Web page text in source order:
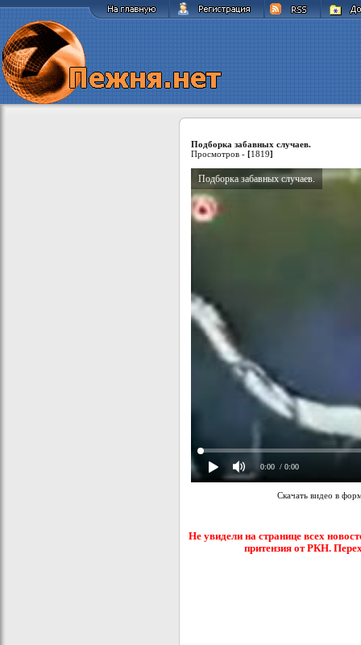
Подборка забавных случаев.
Просмотров - [1819]
Подборка забавных случаев.
0:00 / 0:00
Скачать видео в
Не увидели на странице всех
притензия от РКН.